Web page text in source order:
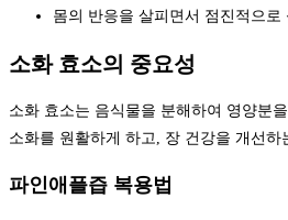
몸의 반응을 살피면서 점진적으로
소화 효소의 중요성
소화 효소는 음식물을 분해하여 영양분
소화를 원활하게 하고, 장 건강을 개선하
파인애플즙 복용법